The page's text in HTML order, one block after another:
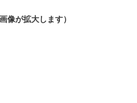
像が拡大します）